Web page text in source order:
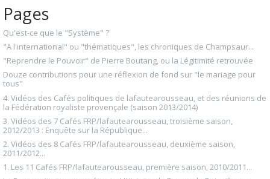
Pages
Qu'est-ce que le "Système" ?
"A l'international" ou "thématiques", les chroniques de Champsaur...
"Reprendre le Pouvoir" de Pierre Boutang, ou la Légitimité retrouvée
Douze contributions pour une réflexion de fond sur "le mariage pour
tous"
4. Vidéos des Cafés politiques de lafautearousseau, et des réunions de
la Fédération royaliste provençale (saison 2013/2014)
3. Vidéos des 7 Cafés FRP/lafautearousseau, troisième saison,
2012/2013 : Enquête sur la République...
2. Vidéos des 8 Cafés FRP/lafautearousseau, deuxième saison,
2011/2012...
1. Les 11 Cafés FRP/lafautearousseau, première saison, 2010/2011...